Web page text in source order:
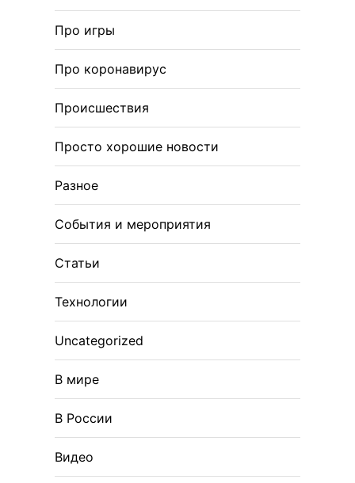
Про игры
Про коронавирус
Происшествия
Просто хорошие новости
Разное
События и мероприятия
Статьи
Технологии
Uncategorized
В мире
В России
Видео